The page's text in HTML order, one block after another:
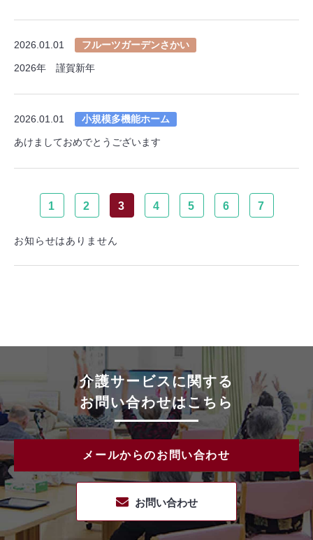
2026.01.01 フルーツガーデンさかい
2026年 謹賀新年
2026.01.01 小規模多機能ホーム
あけましておめでとうございます
1 2 3 4 5 6 7
お知らせはありません
介護サービスに関する
お問い合わせはこちら
メールからのお問い合わせ
お問い合わせ